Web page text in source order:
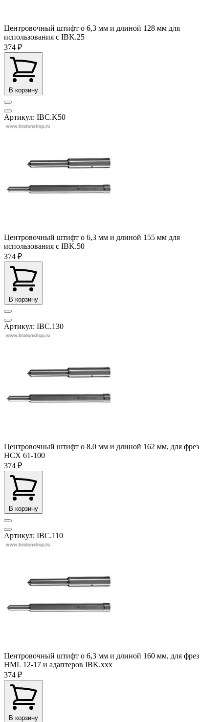
Центровочный штифт o 6,3 мм и длиной 128 мм для
использования с IBK.25
374 ₽
В корзину
Артикул: IBC.K50
Центровочный штифт o 6,3 мм и длиной 155 мм для
использования с IBK.50
374 ₽
В корзину
Артикул: IBC.130
Центровочный штифт o 8.0 мм и длиной 162 мм, для фрез
HCX 61-100
374 ₽
В корзину
Артикул: IBC.110
Центровочный штифт o 6,3 мм и длиной 160 мм, для фрез
HML 12-17 и адаптеров IBK.ххх
374 ₽
В корзину